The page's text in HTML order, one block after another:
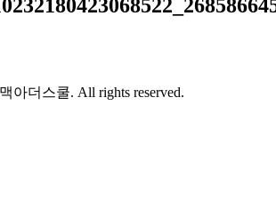
아더스쿨. All rights reserved.